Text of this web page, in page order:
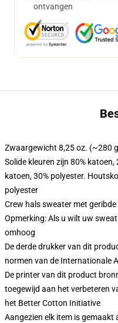
ontvangen
Zwaargewicht 8,25 oz. (~280
Solide kleuren zijn 80%
katoen, 30% polyester.
polyester
Crew hals sweater met
Opmerking: Als u wilt uw
omhoog
De derde drukker van dit
normen van de Internationale
De printer van dit product
toegewijd aan het verbeteren
het Better Cotton Initiative
Aangezien elk item is gemaakt